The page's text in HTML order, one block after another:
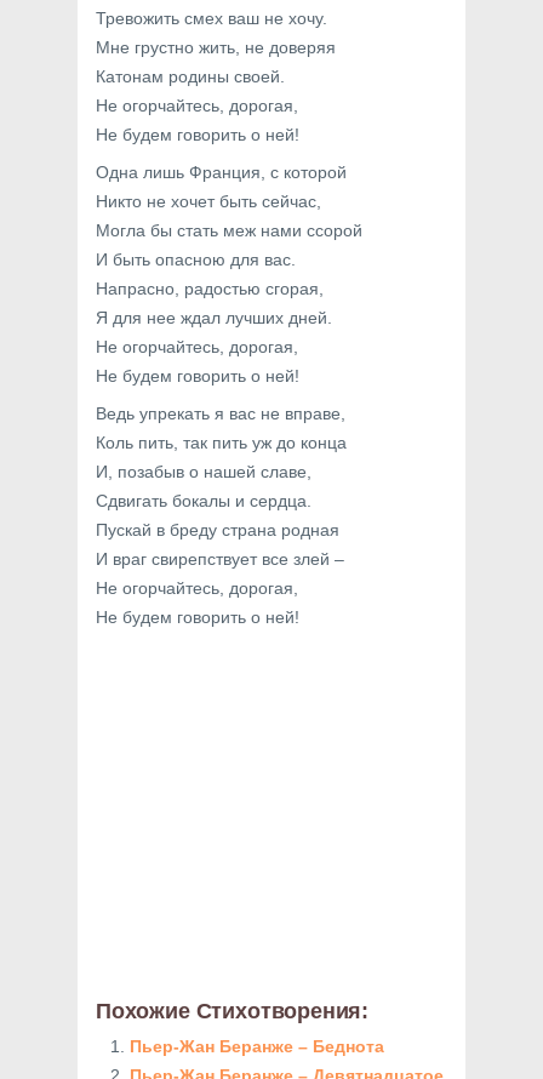
Тревожить смех ваш не хочу.
Мне грустно жить, не доверяя
Катонам родины своей.
Не огорчайтесь, дорогая,
Не будем говорить о ней!
Одна лишь Франция, с которой
Никто не хочет быть сейчас,
Могла бы стать меж нами ссорой
И быть опасною для вас.
Напрасно, радостью сгорая,
Я для нее ждал лучших дней.
Не огорчайтесь, дорогая,
Не будем говорить о ней!
Ведь упрекать я вас не вправе,
Коль пить, так пить уж до конца
И, позабыв о нашей славе,
Сдвигать бокалы и сердца.
Пускай в бреду страна родная
И враг свирепствует все злей –
Не огорчайтесь, дорогая,
Не будем говорить о ней!
Похожие Стихотворения:
Пьер-Жан Беранже – Беднота